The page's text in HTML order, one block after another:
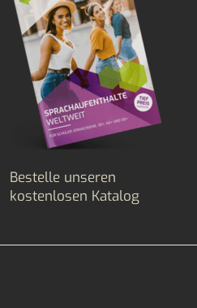
Bestelle unseren
kostenlosen Katalog